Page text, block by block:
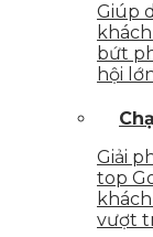
Giúp
bứt
hội
Giải
top
vượt